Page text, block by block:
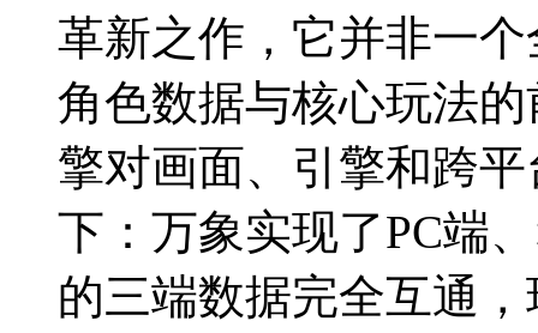
革新之作，它并非一
角色数据与核心玩法
擎对画面、引擎和跨
下：万象实现了PC端
的三端数据完全互通